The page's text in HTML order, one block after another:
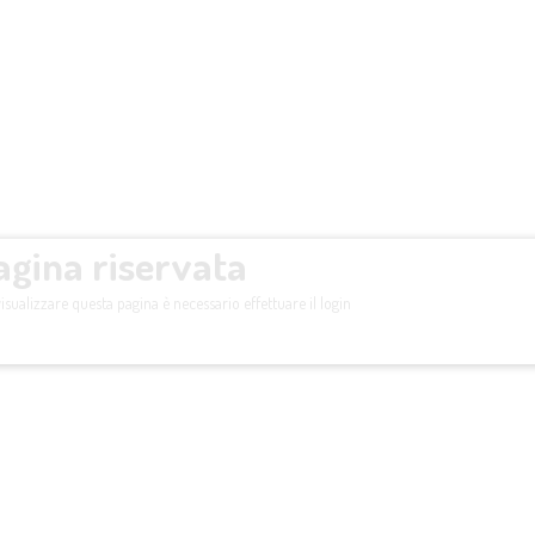
riservata
questa pagina è necessario effettuare il login